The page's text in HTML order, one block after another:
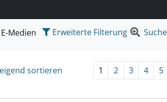
suchen wollen.
E-Medien Erweiterte Filterung
sortieren 1 2 3 4 5